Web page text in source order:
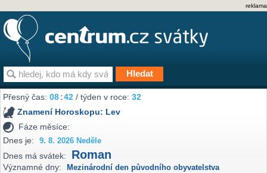
reklama
Přesný čas:08 42 / týden v roce:32
Znamení Horoskopu: Lev
Fáze měsíce:
Dnes je:
9. 8. 2026 Neděle
Dnes má svátek: Roman
Významné dny: Mezinárodní den původního obyvatelstva